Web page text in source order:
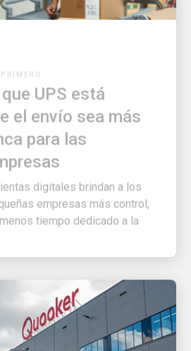
UPS está
el envío sea más
para las
digitales brindan a los
empresas más control,
tiempo dedicado a la